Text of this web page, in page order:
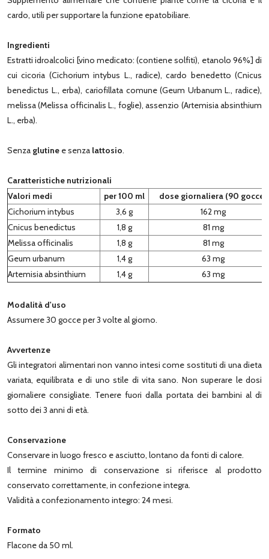
cardo, utili per supportare la funzione epatobiliare.
Ingredienti
Estratti idroalcolici [vino medicato: (contiene solfiti), etanolo 96%] di
cui cicoria (Cichorium intybus L., radice), cardo benedetto (Cnicus
benedictus L., erba), cariofillata comune (Geum Urbanum L., radice),
melissa (Melissa officinalis L., foglie), assenzio (Artemisia absinthium
L., erba).
Senza glutine e senza lattosio.
Caratteristiche nutrizionali
Valori medi
per 100 ml
dose giornaliera (90 gocce)
Cichorium intybus
3,6 g
162 mg
Cnicus benedictus
1,8 g
81 mg
Melissa officinalis
1,8 g
81 mg
Geum urbanum
1,4 g
63 mg
Artemisia absinthium
1,4 g 63 mg
Modalità d'uso
Assumere 30 gocce per 3 volte al giorno.
Avvertenze
Gli integratori alimentari non vanno intesi come sostituti di una dieta
variata, equilibrata e di uno stile di vita sano. Non superare le dosi
giornaliere consigliate. Tenere fuori dalla portata dei bambini al di
sotto dei 3 anni di età.
Conservazione
Conservare in luogo fresco e asciutto, lontano da fonti di calore.
Il termine minimo di conservazione si riferisce al prodotto
conservato correttamente, in confezione integra.
Validità a confezionamento integro: 24 mesi.
Formato
Flacone da 50 ml.